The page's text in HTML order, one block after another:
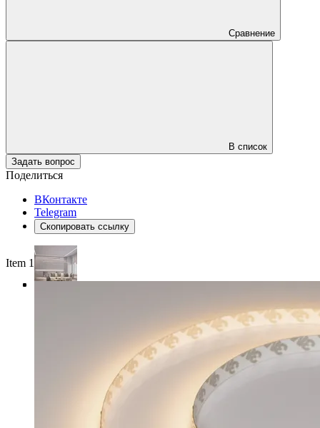
Сравнение
В список
Задать вопрос
Поделиться
ВКонтакте
Telegram
Скопировать ссылку
Item 1 of 4